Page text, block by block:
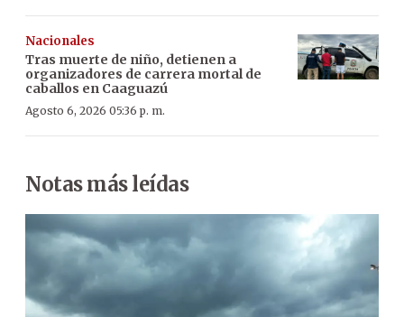
Nacionales
Tras muerte de niño, detienen a
organizadores de carrera mortal de
caballos en Caaguazú
Agosto 6, 2026 05:36 p. m.
Notas más leídas